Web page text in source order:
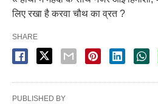
लिए रखा है करवा चौथ का व्रत ?
SHARE
PUBLISHED BY